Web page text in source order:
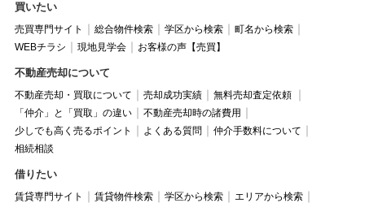
買いたい
売買専門サイト 総合物件検索 学区から検索
町名から検索
WEBチラシ
現地見学会 お客様の声【売買】
不動産売却について
不動産売却・買取について 売却成功実績
無料売却査定依頼
「仲介」と「買取」の違い
不動産売却時の諸費用
少しでも高く売るポイント
よくある質問
仲介手数料について
相続相談
借りたい
賃貸専門サイト 賃貸物件検索 学区から検索
エリアから検索